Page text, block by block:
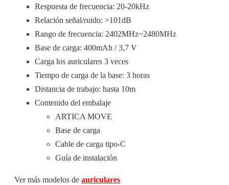
Respuesta de frecuencia: 20-20kHz
Relación señal/ruido: >101dB
Rango de frecuencia: 2402MHz~2480MHz
Base de carga: 400mAh / 3,7 V
Carga los auriculares 3 veces
Tiempo de carga de la base: 3 horas
Distancia de trabajo: hasta 10m
Contenido del embalaje
ARTICA MOVE
Base de carga
Cable de carga tipo-C
Guía de instalación
Ver más modelos de auriculares